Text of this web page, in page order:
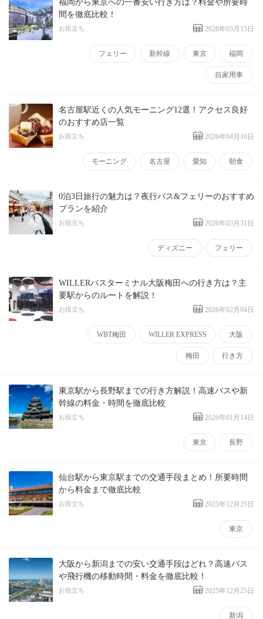
福岡から東京への一番安い行き方は？料金や所要時
間を徹底比較！
お役立ち 2026年05月15日
フェリー 新幹線 東京 福岡
自家用車
名古屋駅近くの人気モーニング12選！アクセス良好
のおすすめ店一覧
お役立ち 2026年04月16日
モーニング 名古屋 愛知 朝食
0泊3日旅行の魅力は？夜行バス&フェリーのおすすめ
プランを紹介
お役立ち 2026年03月31日
ディズニー フェリー
WILLERバスターミナル大阪梅田への行き方は？主
要駅からのルートを解説！
お役立ち 2026年02月04日
WBT梅田 WILLER EXPRESS 大阪
梅田 行き方
東京駅から長野駅までの行き方解説！高速バスや新
幹線の料金・時間を徹底比較
お役立ち 2026年01月14日
東京 長野
仙台駅から東京駅までの交通手段まとめ！所要時間
から料金まで徹底比較
お役立ち 2025年12月25日
東京
大阪から新潟までの安い交通手段はどれ？高速バス
や飛行機の移動時間・料金を徹底比較！
お役立ち 2025年12月25日
新潟